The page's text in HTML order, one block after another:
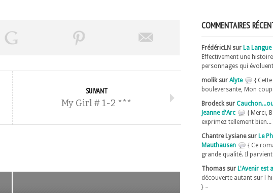
SUIVANT
My Girl # 1-2 ***
COMMENTAIRES
FrédéricLN sur La
Effectivement une
personnages qui
molik sur Alyte
{
bouleversante, Mon
Brodeck sur
Jeanne d'Arc
{ Merci,
exprimez tellement bien...
Chantre Lysiane sur Le
Mauthausen
{ Ce
grande qualité. Il parvient
Thomas sur L'Avenir est
découverte autant sur l
} –